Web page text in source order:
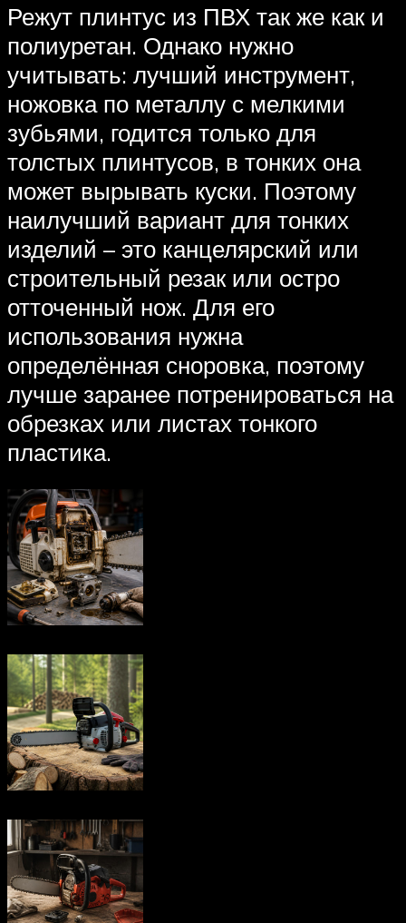
Режут плинтус из ПВХ так же как и
полиуретан. Однако нужно
учитывать: лучший инструмент,
ножовка по металлу с мелкими
зубьями, годится только для
толстых плинтусов, в тонких она
может вырывать куски. Поэтому
наилучший вариант для тонких
изделий – это канцелярский или
строительный резак или остро
отточенный нож. Для его
использования нужна
определённая сноровка, поэтому
лучше заранее потренироваться на
обрезках или листах тонкого
пластика.